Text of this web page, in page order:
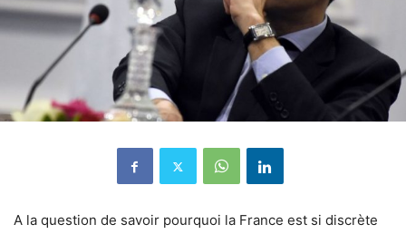
A la question de savoir pourquoi la France est si discrète